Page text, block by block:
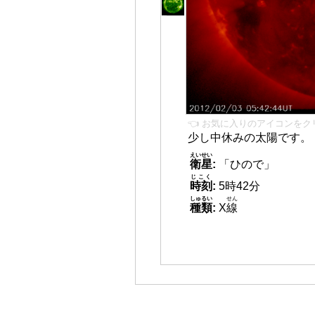
👈 お気に入りのアイコンをク
少し中休みの太陽です。
衛星
えいせい
:
「ひので」
時刻
じこく
: 5時42分
種類
しゅるい
: X線
せん